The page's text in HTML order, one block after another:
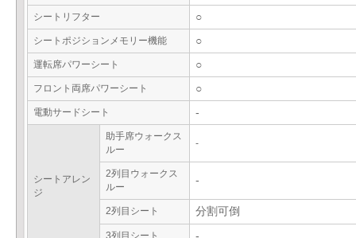
シートリフター ○
シートポジションメモリー機能 ○
運転席パワーシート ○
フロント両席パワーシート ○
電動サードシート -
シートアレン
ジ
助手席ウォークス
ルー
-
2列目ウォークス
ルー
-
2列目シート 分割可倒
3列目シート